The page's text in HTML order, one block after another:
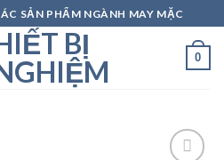
SẢN PHẨM NGÀNH MAY MẶC
0